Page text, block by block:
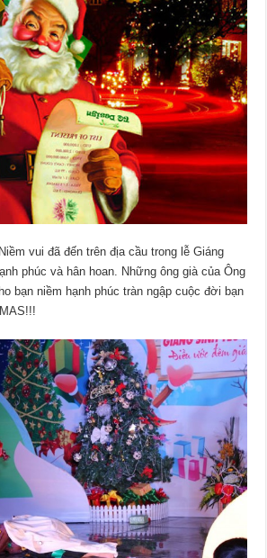
vui đã đến trên địa cầu trong lễ Giáng
phúc và hân hoan. Những ông già của Ông
bạn niềm hạnh phúc tràn ngập cuộc đời bạn